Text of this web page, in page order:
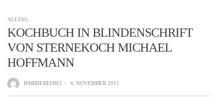
ALLTAG
KOCHBUCH IN BLINDENSCHRIFT
VON STERNEKOCH MICHAEL
HOFFMANN
BARRIEREFREI · 4. NOVEMBER 2011